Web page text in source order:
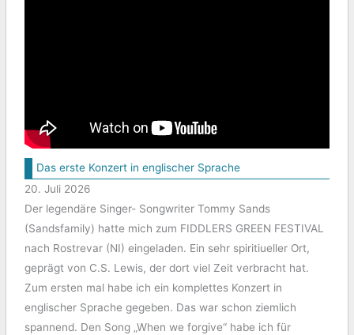
Das erste Konzert in englischer Sprache
20. Juli 2026
Der legendäre Singer- Songwriter Tommy Sands
(Sandsfamily) hatte mich zum FIDDLERS GREEN FESTIVAL
nach Rostrevar (NI) eingeladen. Ein sehr spiritiueller Ort,
geprägt von C.S. Lewis, der dort viel Zeit verbracht hat.
Zum ersten mal habe ich ein komplettes Konzert in
englischer Sprache gegeben. Das war schon ziemlich
spannend. Den Song „When we forgive“ habe ich für